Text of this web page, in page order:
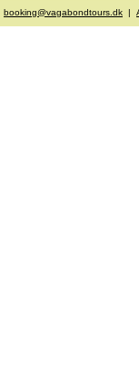
booking@vagabondtours.dk |